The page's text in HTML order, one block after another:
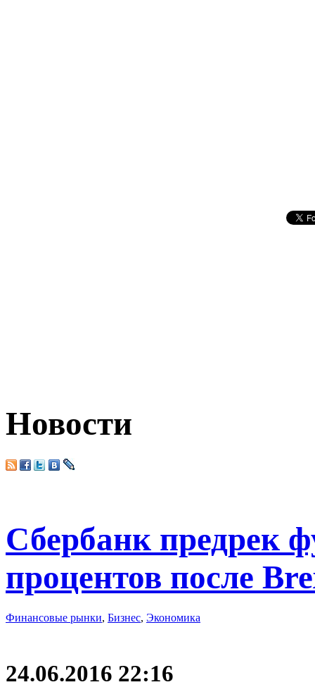
Новости
Сбербанк предрек
процентов после
Финансовые рынки, Бизнес, Экономика
24.06.2016 22:16